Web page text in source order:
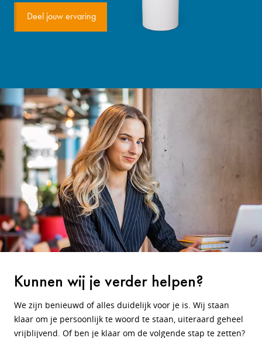
Deel jouw ervaring
Kunnen wij je verder helpen?
We zijn benieuwd of alles duidelijk voor je is. Wij staan
klaar om je persoonlijk te woord te staan, uiteraard geheel
vrijblijvend. Of ben je klaar om de volgende stap te zetten?